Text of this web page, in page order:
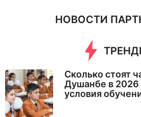
НОВОСТИ
Сколько стоят
Душанбе в 2026
условия